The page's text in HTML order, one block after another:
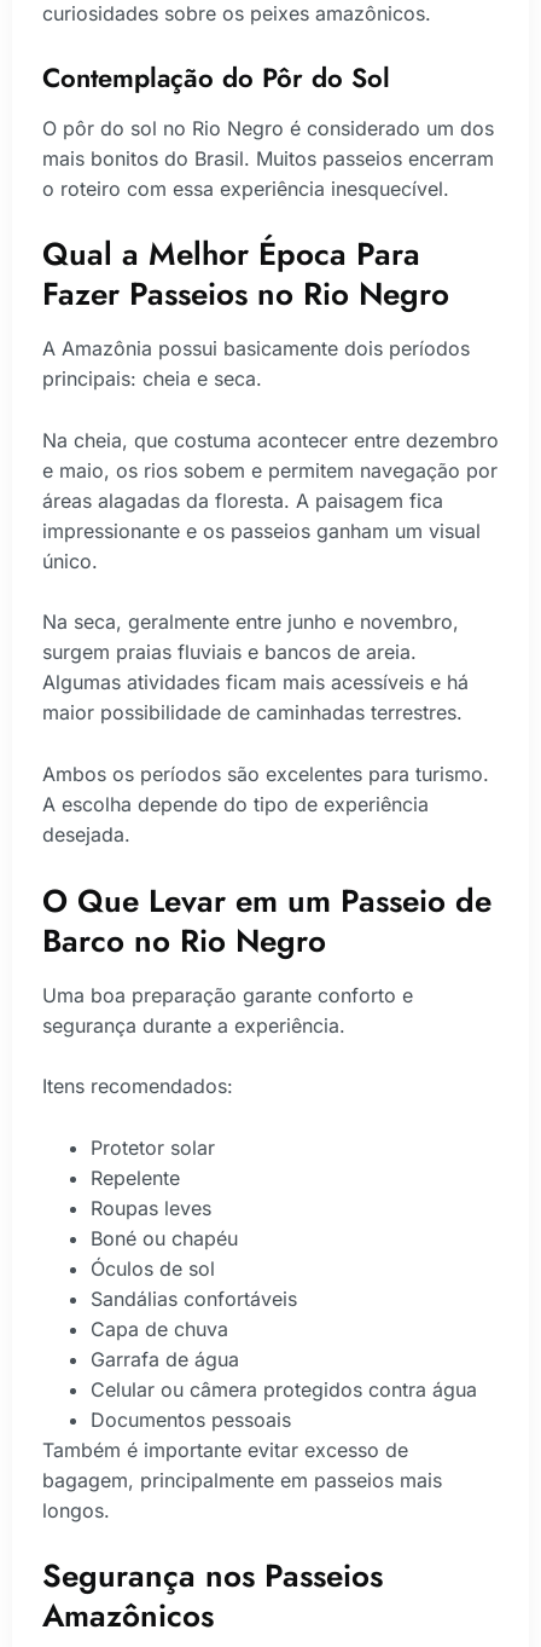
curiosidades sobre os peixes amazônicos.
Contemplação do Pôr do Sol
O pôr do sol no Rio Negro é considerado um dos
mais bonitos do Brasil. Muitos passeios encerram
o roteiro com essa experiência inesquecível.
Qual a Melhor Época Para
Fazer Passeios no Rio Negro
A Amazônia possui basicamente dois períodos
principais: cheia e seca.
Na cheia, que costuma acontecer entre dezembro
e maio, os rios sobem e permitem navegação por
áreas alagadas da floresta. A paisagem fica
impressionante e os passeios ganham um visual
único.
Na seca, geralmente entre junho e novembro,
surgem praias fluviais e bancos de areia.
Algumas atividades ficam mais acessíveis e há
maior possibilidade de caminhadas terrestres.
Ambos os períodos são excelentes para turismo.
A escolha depende do tipo de experiência
desejada.
O Que Levar em um Passeio de
Barco no Rio Negro
Uma boa preparação garante conforto e
segurança durante a experiência.
Itens recomendados:
Protetor solar
Repelente
Roupas leves
Boné ou chapéu
Óculos de sol
Sandálias confortáveis
Capa de chuva
Garrafa de água
Celular ou câmera protegidos contra água
Documentos pessoais
Também é importante evitar excesso de
bagagem, principalmente em passeios mais
longos.
Segurança nos Passeios
Amazônicos